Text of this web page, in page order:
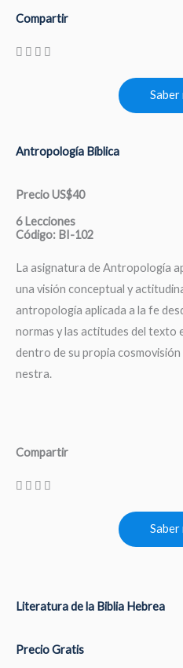
Compartir
Saber
Antropología Bíblica
Precio US$40
6 Lecciones
Código: BI-102
La asignatura de Antropología
una visión conceptual y
antropología aplicada a la fe
normas y las actitudes del texto
dentro de su propia
nestra.
Compartir
Saber
Literatura de la Biblia Hebrea
Precio Gratis